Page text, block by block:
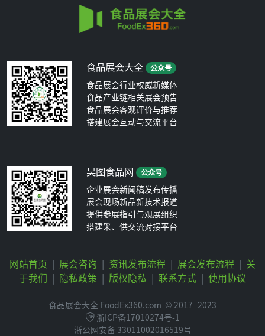
食品展会大全 公众号
食品展会行业权威新媒体
食品产业链相关展会预告
食品展会客观评价与推荐
搭建展会互动与交流平台
昊图食品网 公众号
企业展会新闻稿发布传播
展会现场新品新技术报道
提供参展指引与观展组织
搭建采、供交流对接平台
网站首页 | 展会咨询 | 资讯发布流程 | 展会发布流程 | 关
于我们 | 隐私政策 | 版权隐私 | 联系方式 | 使用协议
食品展会大全 FoodEx360.com © 2017 -2023
浙ICP备17010274号-1
浙公网安备 33011002016519号